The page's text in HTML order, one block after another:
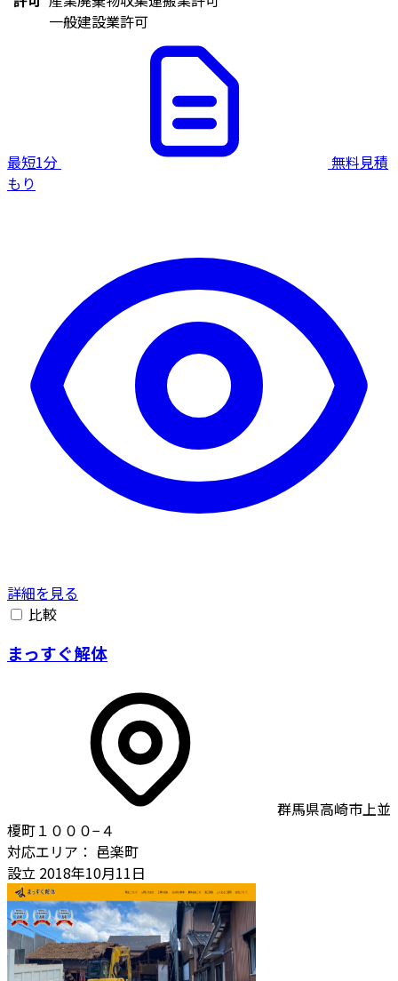
一般建設業許可
最短1分
無料見積
もり
詳細を見る
比較
まっすぐ解体
群馬県高崎市上並
榎町１０００−４
対応エリア： 邑楽町
設立 2018年10月11日